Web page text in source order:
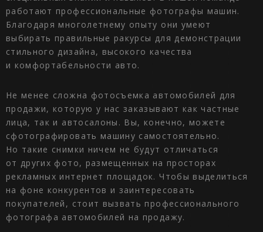
работают профессиональные фотографы машин.
Благодаря многолетнему опыту они умеют
выбирать правильные ракурсы для демонстрации
стильного дизайна, высокого качества
и комфортабельности авто.
Не менее сложна фотосъемка автомобилей для
продажи, которую у нас заказывают как частные
лица, так и автосалоны. Вы, конечно, можете
сфотографировать машину самостоятельно.
Но такие снимки ничем не будут отличаться
от других фото, размещенных на просторах
рекламных интернет площадок. Чтобы выделиться
на фоне конкурентов и заинтересовать
покупателей, стоит вызвать профессионального
фотографа автомобилей на продажу.